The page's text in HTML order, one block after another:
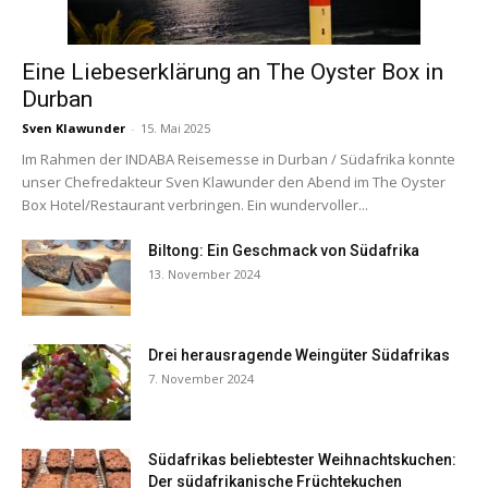
Eine Liebeserklärung an The Oyster Box in
Durban
Sven Klawunder - 15. Mai 2025
Im Rahmen der INDABA Reisemesse in Durban / Südafrika konnte
unser Chefredakteur Sven Klawunder den Abend im The Oyster
Box Hotel/Restaurant verbringen. Ein wundervoller...
Biltong: Ein Geschmack von Südafrika
13. November 2024
Drei herausragende Weingüter Südafrikas
7. November 2024
Südafrikas beliebtester Weihnachtskuchen:
Der südafrikanische Früchtekuchen